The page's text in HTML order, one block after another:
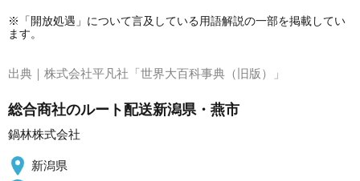
※「開放処遇」について言及している用語解説の一部を掲載してい
ます。
出典｜ 株式会社平凡社「世界大百科事典（旧版）」
総合商社のルート配送新潟県・燕市
鍋林株式会社
新潟県